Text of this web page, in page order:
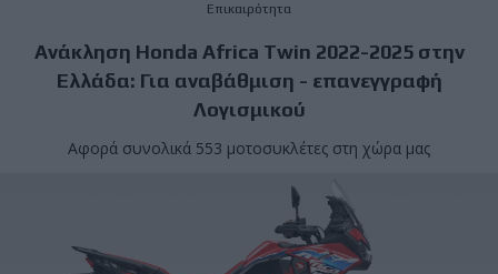
Επικαιρότητα
Ανάκληση Honda Africa Twin 2022-2025 στην
Ελλάδα: Για αναβάθμιση - επανεγγραφή
Λογισμικού
Αφορά συνολικά 553 μοτοσυκλέτες στη χώρα μας